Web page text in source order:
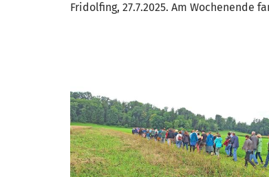
Fridolfing, 27.7.2025. Am Wochenende